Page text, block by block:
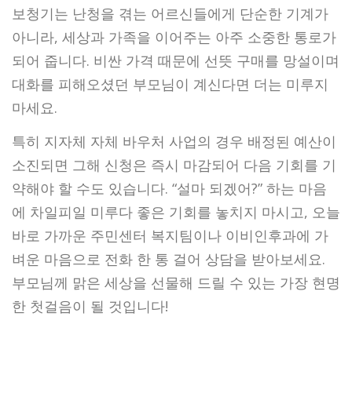
보청기는 난청을 겪는 어르신들에게 단순한 기계가
아니라, 세상과 가족을 이어주는 아주 소중한 통로가
되어 줍니다. 비싼 가격 때문에 선뜻 구매를 망설이며
대화를 피해오셨던 부모님이 계신다면 더는 미루지
마세요.
특히 지자체 자체 바우처 사업의 경우 배정된 예산이
소진되면 그해 신청은 즉시 마감되어 다음 기회를 기
약해야 할 수도 있습니다. “설마 되겠어?” 하는 마음
에 차일피일 미루다 좋은 기회를 놓치지 마시고, 오늘
바로 가까운 주민센터 복지팀이나 이비인후과에 가
벼운 마음으로 전화 한 통 걸어 상담을 받아보세요.
부모님께 맑은 세상을 선물해 드릴 수 있는 가장 현명
한 첫걸음이 될 것입니다!